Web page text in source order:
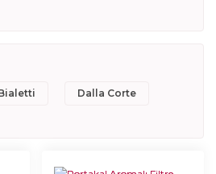
Dalla Corte